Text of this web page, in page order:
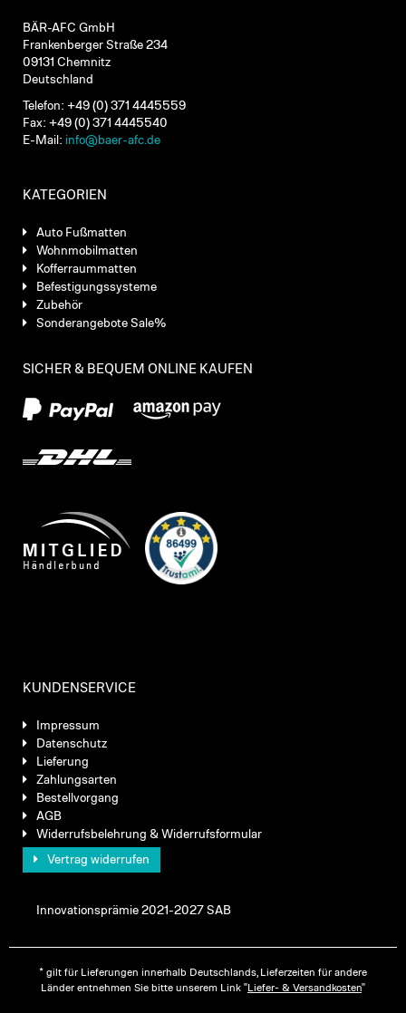
BÄR-AFC GmbH
Frankenberger Straße 234
09131 Chemnitz
Deutschland
Telefon: +49 (0) 371 4445559
Fax: +49 (0) 371 4445540
E-Mail: info@baer-afc.de
KATEGORIEN
Auto Fußmatten
Wohnmobilmatten
Kofferraummatten
Befestigungssysteme
Zubehör
Sonderangebote Sale%
SICHER & BEQUEM ONLINE KAUFEN
KUNDENSERVICE
Impressum
Datenschutz
Lieferung
Zahlungsarten
Bestellvorgang
AGB
Widerrufsbelehrung & Widerrufsformular
Vertrag widerrufen
Innovationsprämie 2021-2027 SAB
* gilt für Lieferungen innerhalb Deutschlands, Lieferzeiten für andere
Länder entnehmen Sie bitte unserem Link "Liefer- & Versandkosten"